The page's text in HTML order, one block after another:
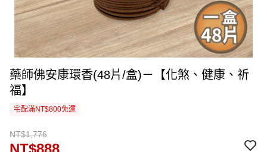
藥師佛安康環香(48片/盒)－【化煞、健康、祈
福】
宅配滿NT$800免運
NT$1,776
NT$888